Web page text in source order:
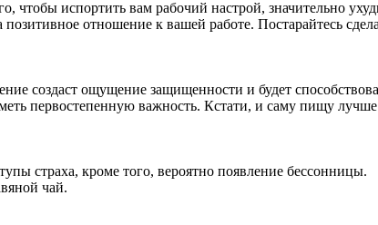
чтобы испортить вам рабочий настрой, значительно
отношение к вашей работе. Постарайтесь
создаст ощущение защищенности и будет
первостепенную важность. Кстати, и саму пищу лучше
страха, кроме того, вероятно появление бессонницы.
чай.